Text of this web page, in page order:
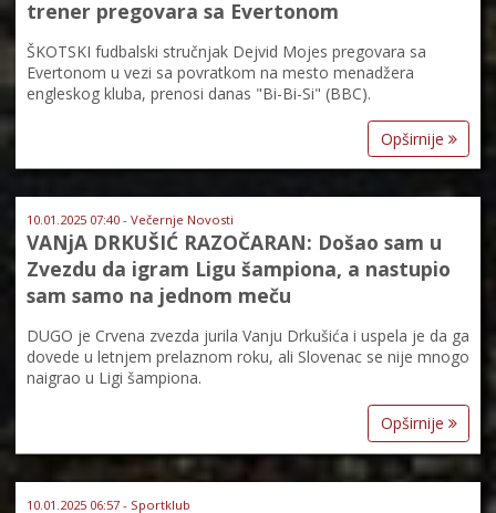
trener pregovara sa Evertonom
ŠKOTSKI fudbalski stručnjak Dejvid Mojes pregovara sa
Evertonom u vezi sa povratkom na mesto menadžera
engleskog kluba, prenosi danas "Bi-Bi-Si" (BBC).
Opširnije
10.01.2025 07:40 - Večernje Novosti
VANjA DRKUŠIĆ RAZOČARAN: Došao sam u
Zvezdu da igram Ligu šampiona, a nastupio
sam samo na jednom meču
DUGO je Crvena zvezda jurila Vanju Drkušića i uspela je da ga
dovede u letnjem prelaznom roku, ali Slovenac se nije mnogo
naigrao u Ligi šampiona.
Opširnije
10.01.2025 06:57 - Sportklub